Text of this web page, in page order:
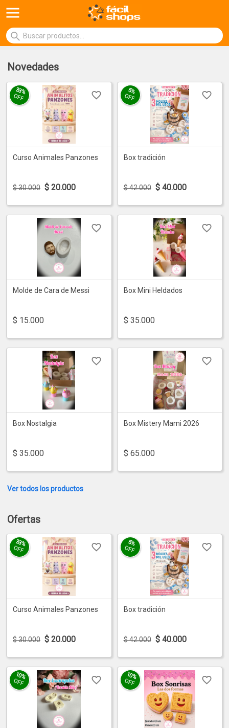
Novedades
33%
OFF
Curso Animales Panzones
$ 30.000 $ 20.000
5%
OFF
Box tradición
$ 42.000 $ 40.000
Molde de Cara de Messi
$ 15.000
Box Mini Heldados
$ 35.000
Box Nostalgia
$ 35.000
Box Mistery Mami 2026
$ 65.000
Ver todos los productos
Ofertas
33%
OFF
Curso Animales Panzones
$ 30.000 $ 20.000
5%
OFF
Box tradición
$ 42.000 $ 40.000
10%
OFF
10%
OFF